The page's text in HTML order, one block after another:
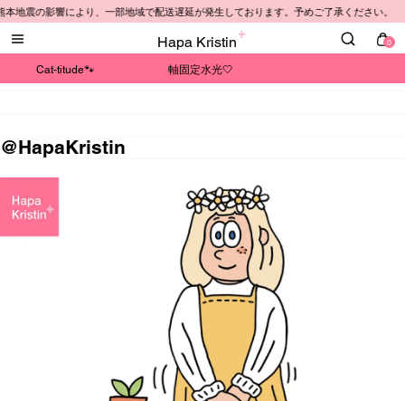
Hapa Kristin 0
Cat-titude🐾 軸固定水光🤍
震の影響により、一部地域で配送遅延が発生しております。予めご了承ください。
@HapaKristin